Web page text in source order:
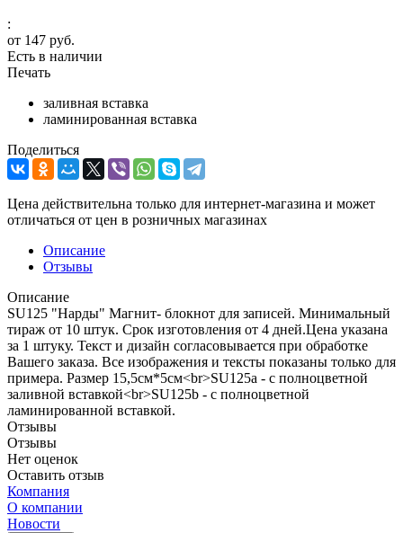
:
от 147 руб.
Есть в наличии
Печать
заливная вставка
ламинированная вставка
Поделиться
Цена действительна только для интернет-магазина и может
отличаться от цен в розничных магазинах
Описание
Отзывы
Описание
SU125 "Нарды" Магнит- блокнот для записей. Минимальный
тираж от 10 штук. Срок изготовления от 4 дней.Цена указана
за 1 штуку. Текст и дизайн согласовывается при обработке
Вашего заказа. Все изображения и тексты показаны только для
примера. Размер 15,5см*5см<br>SU125a - с полноцветной
заливной вставкой<br>SU125b - с полноцветной
ламинированной вставкой.
Отзывы
Отзывы
Нет оценок
Оставить отзыв
Компания
О компании
Новости